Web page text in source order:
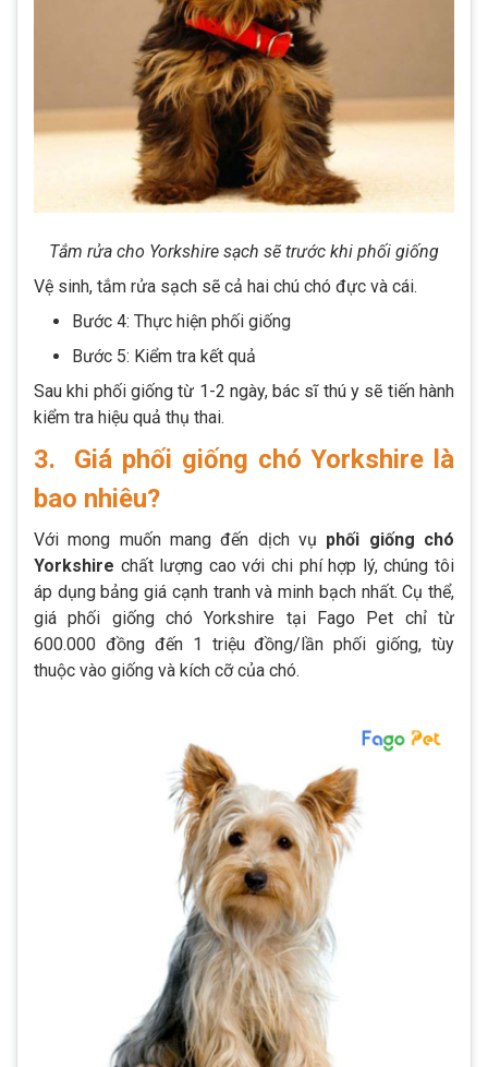
Tắm rửa cho Yorkshire sạch sẽ trước khi phối giống
Vệ sinh, tắm rửa sạch sẽ cả hai chú chó đực và cái.
Bước 4: Thực hiện phối giống
Bước 5: Kiểm tra kết quả
Sau khi phối giống từ 1-2 ngày, bác sĩ thú y sẽ tiến hành
kiểm tra hiệu quả thụ thai.
3. Giá phối giống chó Yorkshire là
bao nhiêu?
Với mong muốn mang đến dịch vụ phối giống chó
Yorkshire chất lượng cao với chi phí hợp lý, chúng tôi
áp dụng bảng giá cạnh tranh và minh bạch nhất. Cụ thể,
giá phối giống chó Yorkshire tại Fago Pet chỉ từ
600.000 đồng đến 1 triệu đồng/lần phối giống, tùy
thuộc vào giống và kích cỡ của chó.